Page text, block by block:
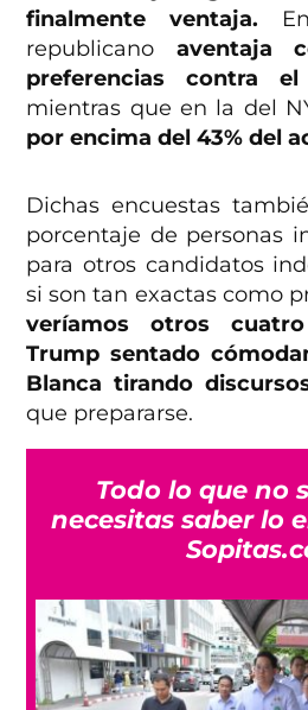
finalmente ventaja.
republicano aventaja
preferencias contra
mientras que en la del
por encima del 43% del
Dichas encuestas
porcentaje de personas
para otros candidatos
si son tan exactas como
veríamos otros
Trump sentado
Blanca tirando
que prepararse.
Todo lo que no
necesitas saber lo